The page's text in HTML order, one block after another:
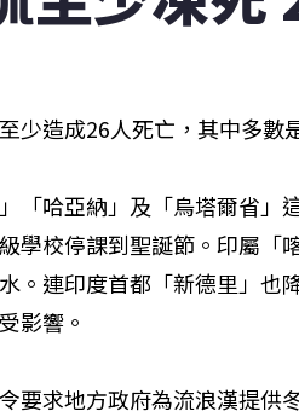
少造成26人死亡，其中多數
「哈亞納」及「烏塔爾省」
學校停課到聖誕節。印屬
。連印度首都「新德里」也
影響。
要求地方政府為流浪漢提供